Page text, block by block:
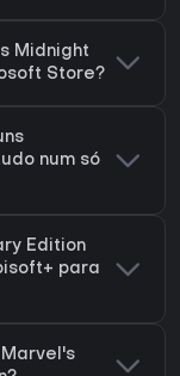
Midnight
Store?
num só
Edition
para